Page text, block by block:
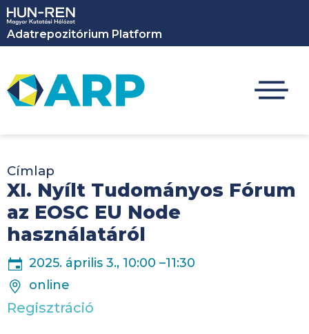
Ugrás a tartalomra
Adatrepozitórium Platform
Címlap
XI. Nyílt Tudományos Fórum
az EOSC EU Node
használatáról
DÁTUM
2025. április 3., 10:00 –11:30
HELYSZÍN
online
Regisztráció